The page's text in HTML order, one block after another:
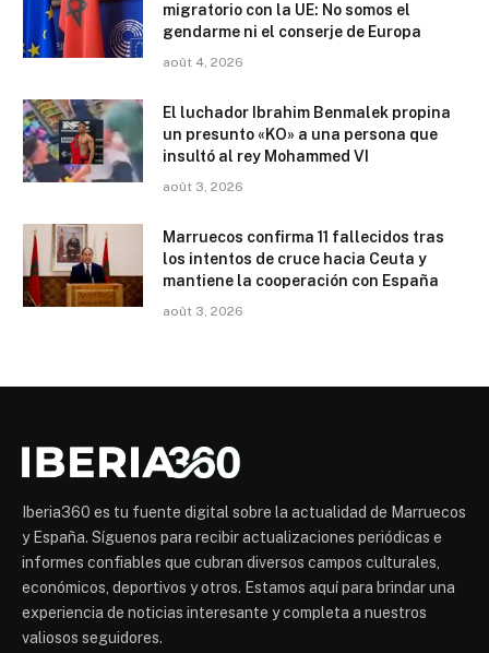
migratorio con la UE: No somos el
gendarme ni el conserje de Europa
août 4, 2026
El luchador Ibrahim Benmalek propina
un presunto «KO» a una persona que
insultó al rey Mohammed VI
août 3, 2026
Marruecos confirma 11 fallecidos tras
los intentos de cruce hacia Ceuta y
mantiene la cooperación con España
août 3, 2026
Iberia360 es tu fuente digital sobre la actualidad de Marruecos
y España. Síguenos para recibir actualizaciones periódicas e
informes confiables que cubran diversos campos culturales,
económicos, deportivos y otros. Estamos aquí para brindar una
experiencia de noticias interesante y completa a nuestros
valiosos seguidores.